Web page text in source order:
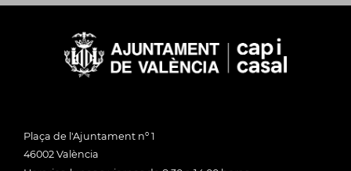
Plaça de l'Ajuntament nº 1
46002 València